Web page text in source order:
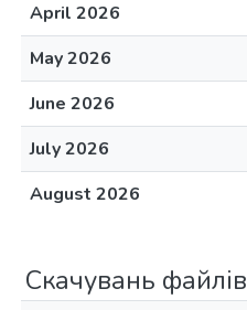
April 2026
May 2026
June 2026
July 2026
August 2026
Скачувань файлів